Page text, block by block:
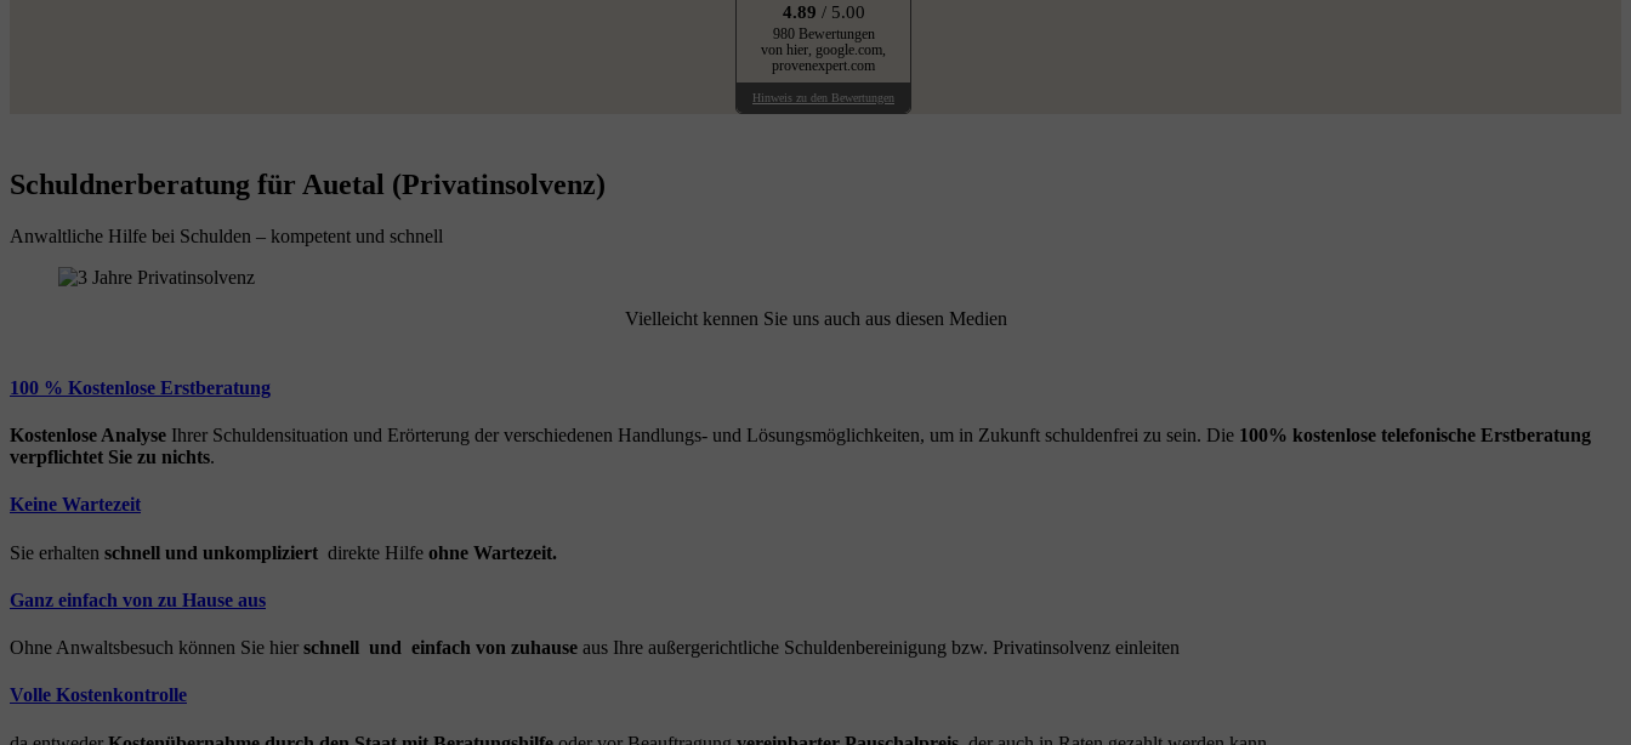
4.89 / 5.00
980 Bewertungen
von hier, google.com,
provenexpert.com
Hinweis zu den Bewertungen
Schuldnerberatung für Auetal (Privatinsolvenz)
Anwaltliche Hilfe bei Schulden – kompetent und schnell
Vielleicht kennen Sie uns auch aus diesen Medien
100 % Kostenlose Erstberatung
Kostenlose Analyse Ihrer Schuldensituation und Erörterung der verschiedenen Handlungs- und Lösungsmöglichkeiten, um in Zukunft schuldenfrei zu sein. Die 100% kostenlose telefonische Erstberatung
verpflichtet Sie zu nichts.
Keine Wartezeit
Sie erhalten schnell und unkompliziert direkte Hilfe ohne Wartezeit.
Ganz einfach von zu Hause aus
Ohne Anwaltsbesuch können Sie hier schnell und einfach von zuhause aus Ihre außergerichtliche Schuldenbereinigung bzw. Privatinsolvenz einleiten
Volle Kostenkontrolle